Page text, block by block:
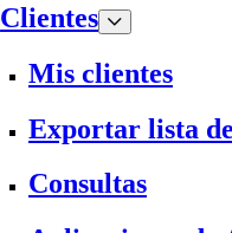
Clientes
Mis clientes
Exportar lista
Consultas